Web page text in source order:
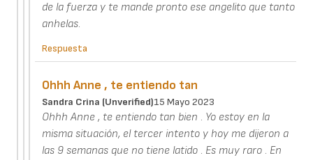
de la fuerza y te mande pronto ese angelito que tanto
anhelas.
Respuesta
Ohhh Anne , te entiendo tan
Sandra Crina (unverified)15 Mayo 2023
Ohhh Anne , te entiendo tan bien . Yo estoy en la
misma situación, el tercer intento y hoy me dijeron a
las 9 semanas que no tiene latido . Es muy raro . En